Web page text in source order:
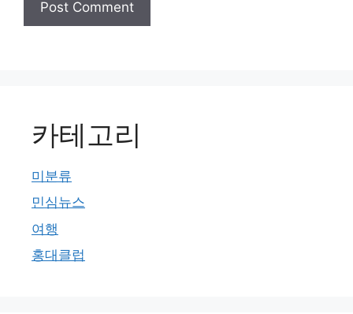
카테고리
미분류
민심뉴스
여행
홍대클럽